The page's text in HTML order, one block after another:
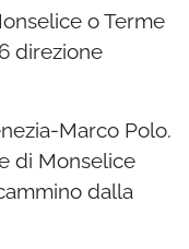
o Terme
direzione
Marco Polo.
di Monselice
dalla